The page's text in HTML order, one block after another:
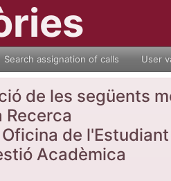
Search assignation of calls User
de les següents
Recerca
de l'Estudiant
Acadèmica